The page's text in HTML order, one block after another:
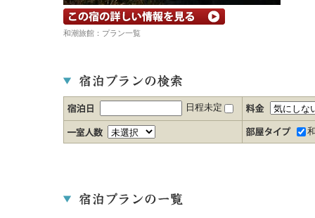
宿の詳細ホームページを見る
和潮旅館：プラン一覧
日程未定